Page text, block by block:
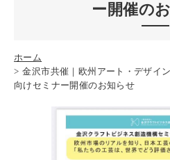
ー開催の
ホーム
金沢市共催｜欧州アート・デザイ
向けセミナー開催のお知らせ